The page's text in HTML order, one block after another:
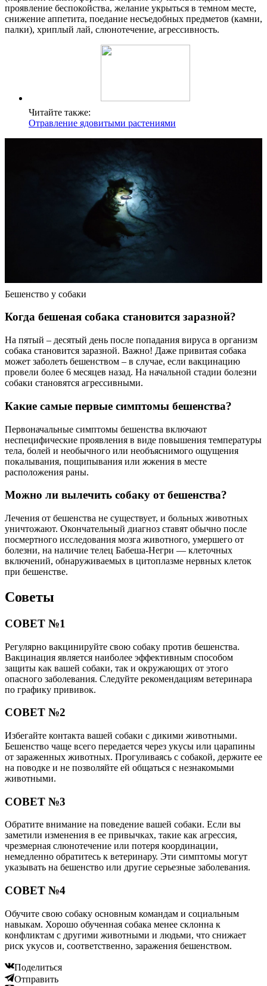
проявление беспокойства, желание укрыться в темном месте,
снижение аппетита, поедание несъедобных предметов (камни,
палки), хриплый лай, слюнотечение, агрессивность.
Читайте также:
Отравление ядовитыми растениями
Бешенство у собаки
Когда бешеная собака становится заразной?
На пятый – десятый день после попадания вируса в организм
собака становится заразной. Важно! Даже привитая собака
может заболеть бешенством – в случае, если вакцинацию
провели более 6 месяцев назад. На начальной стадии болезни
собаки становятся агрессивными.
Какие самые первые симптомы бешенства?
Первоначальные симптомы бешенства включают
неспецифические проявления в виде повышения температуры
тела, болей и необычного или необъяснимого ощущения
покалывания, пощипывания или жжения в месте
расположения раны.
Можно ли вылечить собаку от бешенства?
Лечения от бешенства не существует, и больных животных
уничтожают. Окончательный диагноз ставят обычно после
посмертного исследования мозга животного, умершего от
болезни, на наличие телец Бабеша-Негри — клеточных
включений, обнаруживаемых в цитоплазме нервных клеток
при бешенстве.
Советы
СОВЕТ №1
Регулярно вакцинируйте свою собаку против бешенства.
Вакцинация является наиболее эффективным способом
защиты как вашей собаки, так и окружающих от этого
опасного заболевания. Следуйте рекомендациям ветеринара
по графику прививок.
СОВЕТ №2
Избегайте контакта вашей собаки с дикими животными.
Бешенство чаще всего передается через укусы или царапины
от зараженных животных. Прогуливаясь с собакой, держите ее
на поводке и не позволяйте ей общаться с незнакомыми
животными.
СОВЕТ №3
Обратите внимание на поведение вашей собаки. Если вы
заметили изменения в ее привычках, такие как агрессия,
чрезмерная слюнотечение или потеря координации,
немедленно обратитесь к ветеринару. Эти симптомы могут
указывать на бешенство или другие серьезные заболевания.
СОВЕТ №4
Обучите свою собаку основным командам и социальным
навыкам. Хорошо обученная собака менее склонна к
конфликтам с другими животными и людьми, что снижает
риск укусов и, соответственно, заражения бешенством.
Поделиться
Отправить